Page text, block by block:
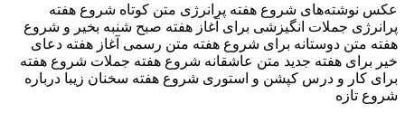
عکس نوشته‌های شروع هفته پرانرژی متن کوتاه شروع هفته
پرانرژی جملات انگیزشی برای آغاز هفته صبح شنبه بخیر و شروع
هفته متن دوستانه برای شروع هفته متن رسمی آغاز هفته دعای
خیر برای هفته جدید متن عاشقانه شروع هفته جملات شروع هفته
برای کار و درس کپشن و استوری شروع هفته سخنان زیبا درباره
شروع تازه